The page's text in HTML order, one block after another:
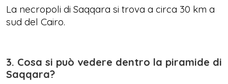
La necropoli di Saqqara si trova a circa 30 km a
sud del Cairo.
3. Cosa si può vedere dentro la piramide di
Saqqara?